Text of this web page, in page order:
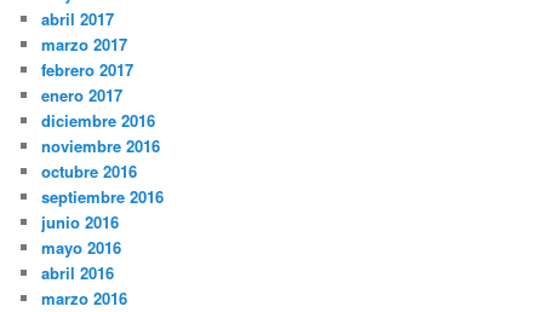
abril 2017
marzo 2017
febrero 2017
enero 2017
diciembre 2016
noviembre 2016
octubre 2016
septiembre 2016
junio 2016
mayo 2016
abril 2016
marzo 2016